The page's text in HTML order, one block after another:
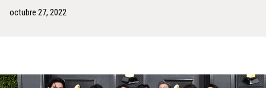
octubre 27, 2022